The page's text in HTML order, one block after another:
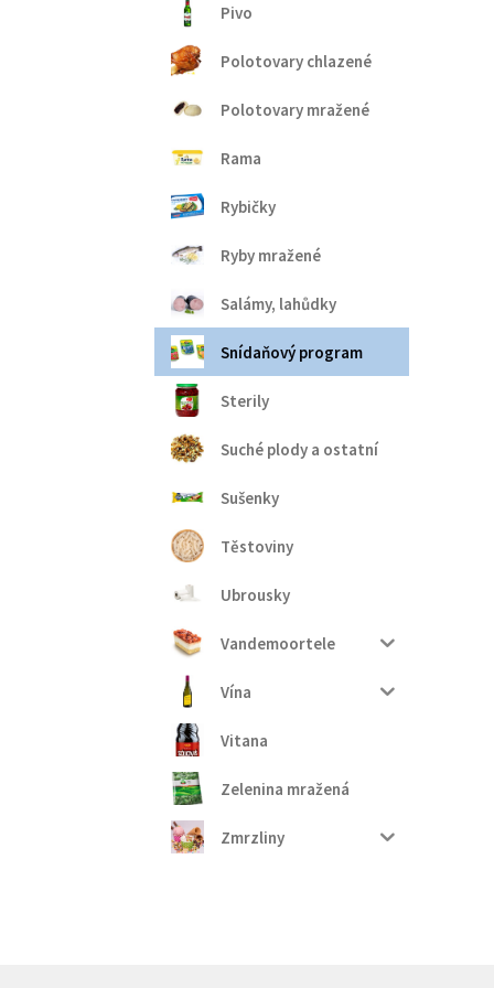
Pivo
Polotovary chlazené
Polotovary mražené
Rama
Rybičky
Ryby mražené
Salámy, lahůdky
Snídaňový program
Sterily
Suché plody a ostatní
Sušenky
Těstoviny
Ubrousky
Vandemoortele
Vína
Vitana
Zelenina mražená
Zmrzliny